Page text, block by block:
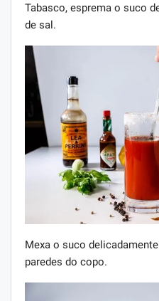
Tabasco, esprema o suco
de sal.
Mexa o suco
paredes do copo.